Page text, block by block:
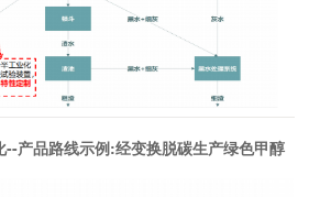
--产品路线示例:经变换脱碳生产绿色甲醇